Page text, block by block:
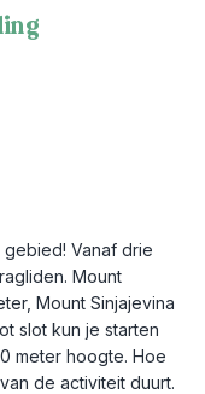
Vanaf drie
Mount
Mount Sinjajevina
slot kun je starten
meter hoogte. Hoe
de activiteit duurt.